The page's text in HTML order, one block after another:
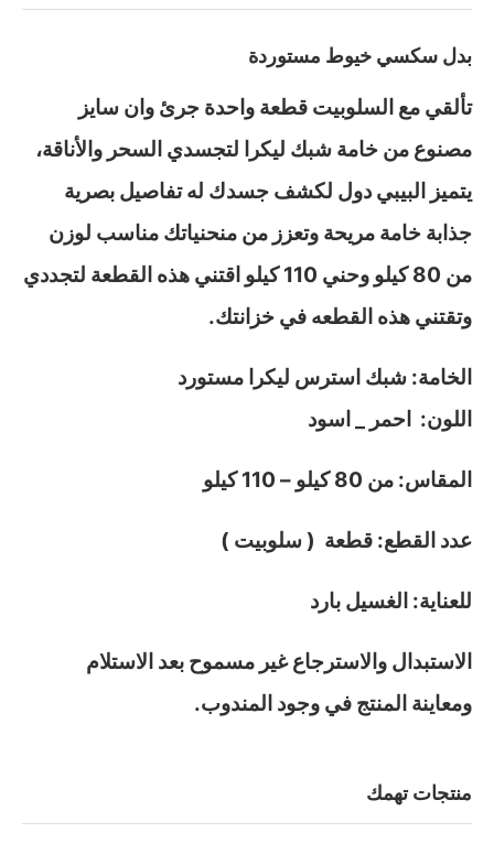
بدل سكسي خيوط مستوردة
تألقي مع السلوبيت قطعة واحدة جرئ وان سايز
مصنوع من خامة شبك ليكرا لتجسدي السحر والأناقة،
يتميز البيبي دول لكشف جسدك له تفاصيل بصرية
جذابة خامة مريحة وتعزز من منحنياتك مناسب لوزن
من 80 كيلو وحني 110 كيلو اقتني هذه القطعة لتجددي
وتقتني هذه القطعه في خزانتك.
الخامة: شبك استرس ليكرا مستورد
اللون: احمر _ اسود
المقاس: من 80 كيلو – 110 كيلو
عدد القطع: قطعة ( سلوبيت )
للعناية: الغسيل بارد
الاستبدال والاسترجاع غير مسموح بعد الاستلام
ومعاينة المنتج في وجود المندوب.
منتجات تهمك